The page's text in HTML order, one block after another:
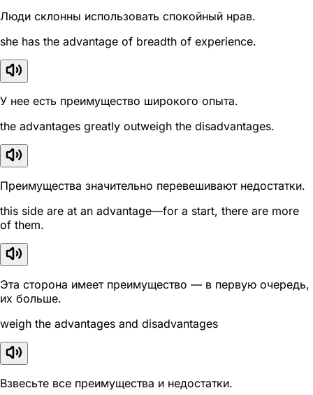
Люди склонны использовать спокойный нрав.
she has the advantage of breadth of experience.
У нее есть преимущество широкого опыта.
the advantages greatly outweigh the disadvantages.
Преимущества значительно перевешивают недостатки.
this side are at an advantage—for a start, there are more
of them.
Эта сторона имеет преимущество — в первую очередь,
их больше.
weigh the advantages and disadvantages
Взвесьте все преимущества и недостатки.